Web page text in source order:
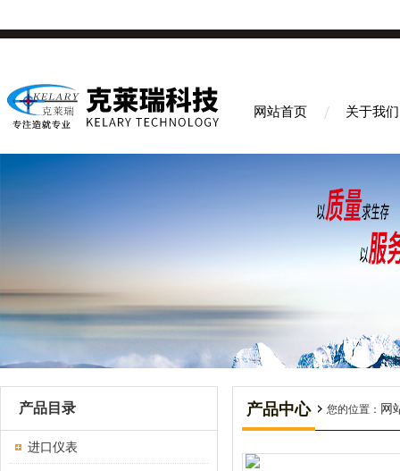
网站首页 关于我们
产品目录
进口仪表
产品中心 您的位置： 网